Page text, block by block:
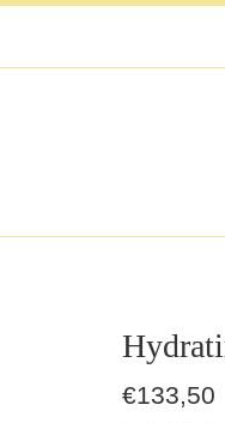
Normale
€133,50